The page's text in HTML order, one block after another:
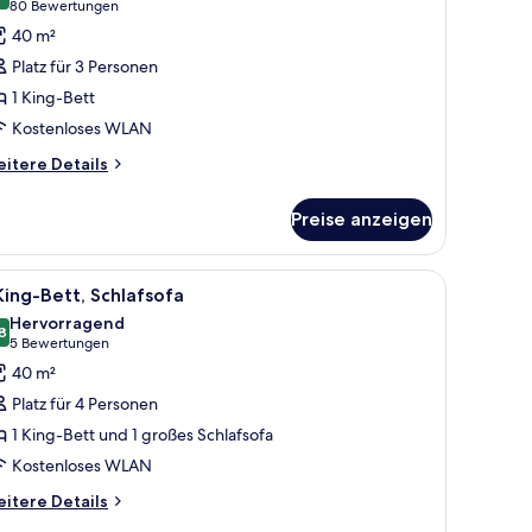
80 Bewertungen
(80
Bewertungen)
40 m²
Platz für 3 Personen
1 King-Bett
Kostenloses WLAN
Details
Preise anzeigen
Schreibtisch, einem Sessel, einem Fernseher und einem Bild an der Wand.
Ein Hotelzimmer mit einem großen Bett,
6 Bett, Schlafsofa
von 10
Hervorragend
5 Bewertungen
(5
Bewertungen)
40 m²
Platz für 4 Personen
1 King-Bett und 1 großes Schlafsofa
Kostenloses WLAN
Details